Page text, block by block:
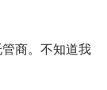
商。不知道我